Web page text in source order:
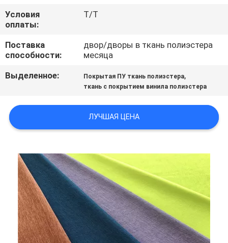
COMPANY
NEWS
КАРТА
САЙТА
PRIVACY
POLICY
Условия
оплаты:
T/T
Поставка
способности:
двор/дворы в ткань полиэстера
месяца
Выделенное:
Покрытая ПУ ткань полиэстера,
ткань с покрытием винила полиэстера
ЛУЧШАЯ ЦЕНА